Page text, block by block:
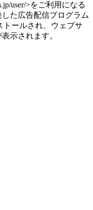
user/>をご利用になる
た広告配信プログラム
トールされ、ウェブサ
示されます。